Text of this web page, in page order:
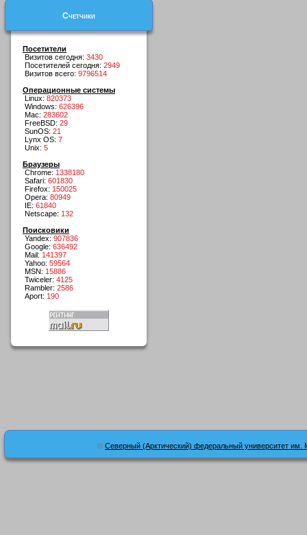
Счетчики
Посетители
Визитов сегодня: 3430
Посетителей сегодня: 2949
Визитов всего: 9796514
Операционные системы
Linux: 820373
Windows: 626396
Mac: 283602
FreeBSD: 29
SunOS: 21
Lynx OS: 7
Unix: 5
Браузеры
Chrome: 1338180
Safari: 601830
Firefox: 150025
Opera: 80949
IE: 61840
Netscape: 132
Поисковики
Yandex: 907836
Google: 636492
Mail: 141397
Yahoo: 59564
MSN: 15886
Twiceler: 4125
Rambler: 2586
Aport: 190
© Северный (Арктический) федеральный университет